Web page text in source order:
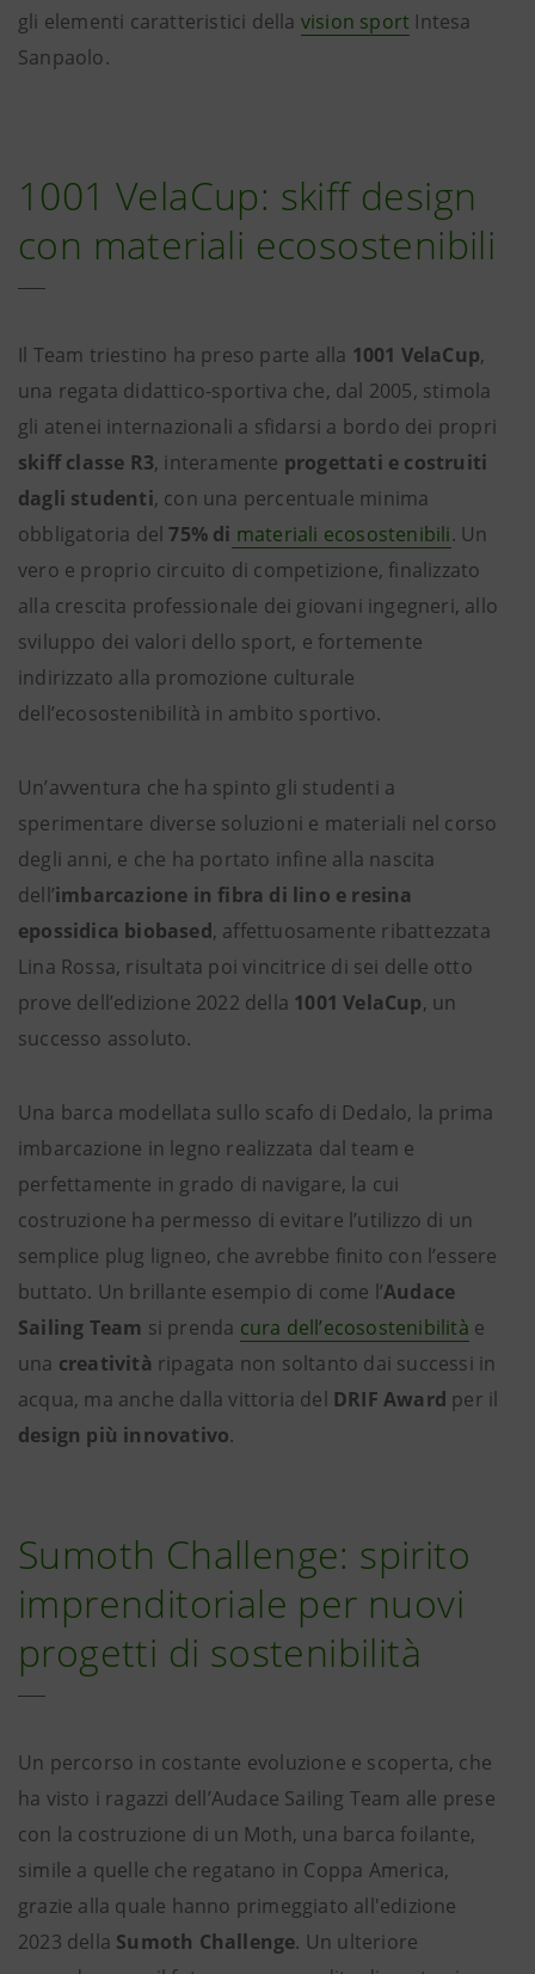
gli elementi caratteristici della vision sport Intesa
Sanpaolo.
1001 VelaCup: skiff design
con materiali ecosostenibili
Il Team triestino ha preso parte alla 1001 VelaCup,
una regata didattico-sportiva che, dal 2005, stimola
gli atenei internazionali a sfidarsi a bordo dei propri
skiff classe R3, interamente progettati e costruiti
dagli studenti, con una percentuale minima
obbligatoria del 75% di materiali ecosostenibili. Un
vero e proprio circuito di competizione, finalizzato
alla crescita professionale dei giovani ingegneri, allo
sviluppo dei valori dello sport, e fortemente
indirizzato alla promozione culturale
dell’ecosostenibilità in ambito sportivo.
Un’avventura che ha spinto gli studenti a
sperimentare diverse soluzioni e materiali nel corso
degli anni, e che ha portato infine alla nascita
dell’imbarcazione in fibra di lino e resina
epossidica biobased, affettuosamente ribattezzata
Lina Rossa, risultata poi vincitrice di sei delle otto
prove dell’edizione 2022 della 1001 VelaCup, un
successo assoluto.
Una barca modellata sullo scafo di Dedalo, la prima
imbarcazione in legno realizzata dal team e
perfettamente in grado di navigare, la cui
costruzione ha permesso di evitare l’utilizzo di un
semplice plug ligneo, che avrebbe finito con l’essere
buttato. Un brillante esempio di come l’Audace
Sailing Team si prenda cura dell’ecosostenibilità e
una creatività ripagata non soltanto dai successi in
acqua, ma anche dalla vittoria del DRIF Award per il
design più innovativo.
Sumoth Challenge: spirito
imprenditoriale per nuovi
progetti di sostenibilità
Un percorso in costante evoluzione e scoperta, che
ha visto i ragazzi dell’Audace Sailing Team alle prese
con la costruzione di un Moth, una barca foilante,
simile a quelle che regatano in Coppa America,
grazie alla quale hanno primeggiato all'edizione
2023 della Sumoth Challenge. Un ulteriore